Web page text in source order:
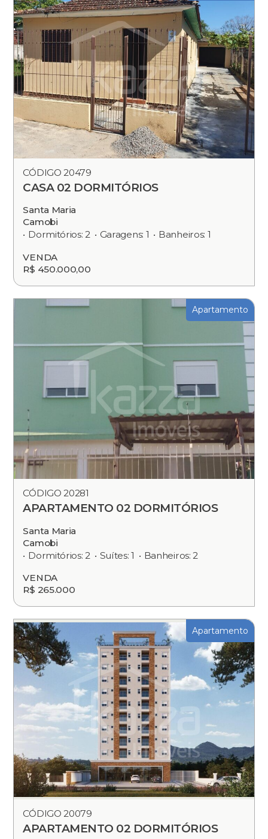
CÓDIGO 20479
CASA 02 DORMITÓRIOS
Santa Maria
Camobi
Dormitórios: 2
Garagens: 1
Banheiros: 1
VENDA
R$ 450.000,00
Apartamento
CÓDIGO 20281
APARTAMENTO 02 DORMITÓRIOS
Santa Maria
Camobi
Dormitórios: 2
Suítes: 1
Banheiros: 2
VENDA
R$ 265.000
Apartamento
CÓDIGO 20079
APARTAMENTO 02 DORMITÓRIOS